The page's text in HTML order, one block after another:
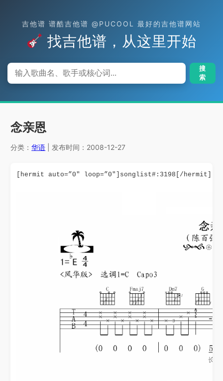
吉他谱 谱酷吉他谱 @PUCOOL 最好的吉他谱网站
找吉他谱，从这里开始
搜
索
念亲恩
分类：华语 | 发布时间：2008-12-27
[hermit auto=”0″ loop=”0″]songlist#:3198[/hermit]